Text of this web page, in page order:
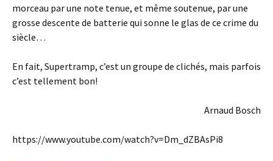
morceau par une note tenue, et même soutenue, par une
grosse descente de batterie qui sonne le glas de ce crime du
siècle…
En fait, Supertramp, c’est un groupe de clichés, mais parfois
c’est tellement bon!
Arnaud Bosch
https://www.youtube.com/watch?v=Dm_dZBAsPi8